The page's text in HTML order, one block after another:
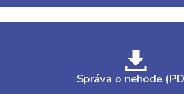
Správa o nehode